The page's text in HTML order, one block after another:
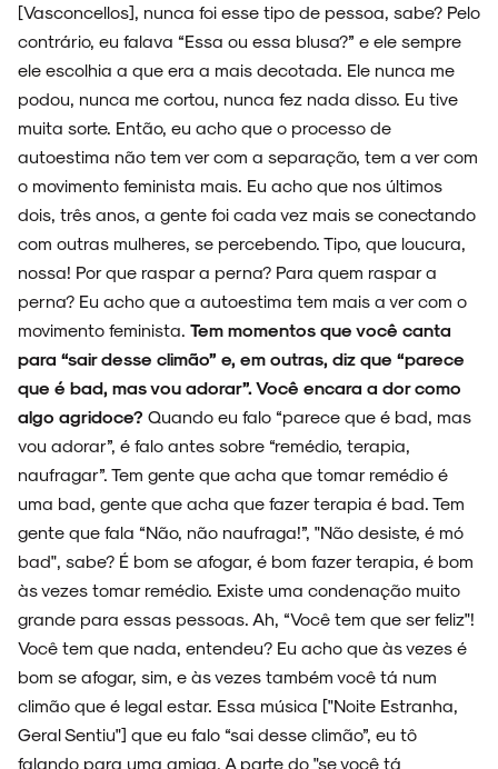
[Vasconcellos], nunca foi esse tipo de pessoa, sabe? Pelo
contrário, eu falava “Essa ou essa blusa?” e ele sempre
ele escolhia a que era a mais decotada. Ele nunca me
podou, nunca me cortou, nunca fez nada disso. Eu tive
muita sorte. Então, eu acho que o processo de
autoestima não tem ver com a separação, tem a ver com
o movimento feminista mais. Eu acho que nos últimos
dois, três anos, a gente foi cada vez mais se conectando
com outras mulheres, se percebendo. Tipo, que loucura,
nossa! Por que raspar a perna? Para quem raspar a
perna? Eu acho que a autoestima tem mais a ver com o
movimento feminista. Tem momentos que você canta
para “sair desse climão” e, em outras, diz que “parece
que é bad, mas vou adorar”. Você encara a dor como
algo agridoce? Quando eu falo “parece que é bad, mas
vou adorar”, é falo antes sobre “remédio, terapia,
naufragar”. Tem gente que acha que tomar remédio é
uma bad, gente que acha que fazer terapia é bad. Tem
gente que fala “Não, não naufraga!”, "Não desiste, é mó
bad", sabe? É bom se afogar, é bom fazer terapia, é bom
às vezes tomar remédio. Existe uma condenação muito
grande para essas pessoas. Ah, “Você tem que ser feliz"!
Você tem que nada, entendeu? Eu acho que às vezes é
bom se afogar, sim, e às vezes também você tá num
climão que é legal estar. Essa música ["Noite Estranha,
Geral Sentiu"] que eu falo “sai desse climão”, eu tô
falando para uma amiga. A parte do "se você tá